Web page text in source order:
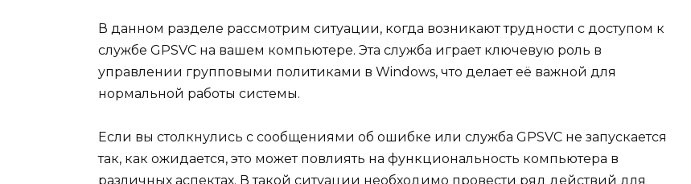
В данном разделе рассмотрим ситуации, когда возникают трудности с доступом к
службе GPSVC на вашем компьютере. Эта служба играет ключевую роль в
управлении групповыми политиками в Windows, что делает её важной для
нормальной работы системы.
Если вы столкнулись с сообщениями об ошибке или служба GPSVC не запускается
так, как ожидается, это может повлиять на функциональность компьютера в
различных аспектах. В такой ситуации необходимо провести ряд действий для